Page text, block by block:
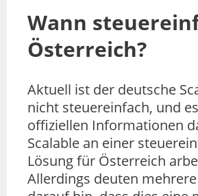
Wann
Österreich?
Aktuell ist der deutsche
nicht steuereinfach, und
offiziellen Informationen
Scalable an einer
Lösung für Österreich
Allerdings deuten